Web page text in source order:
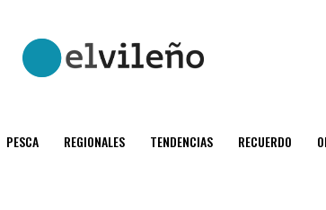
PESCA REGIONALES TENDENCIAS RECUERDO